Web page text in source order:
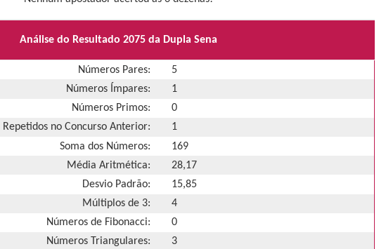
Análise do Resultado 2075 da Dupla Sena
Números Pares:
5
Números Ímpares:
1
Números Primos:
0
Repetidos no Concurso Anterior:
1
Soma dos Números:
169
Média Aritmética:
28,17
Desvio Padrão:
15,85
Múltiplos de 3:
4
Números de Fibonacci:
0
Números Triangulares:
3